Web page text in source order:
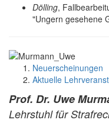
Dölling,
"Ungern gesehene
Neuerscheinungen
Aktuelle
Prof. Dr. Uwe
Lehrstuhl für